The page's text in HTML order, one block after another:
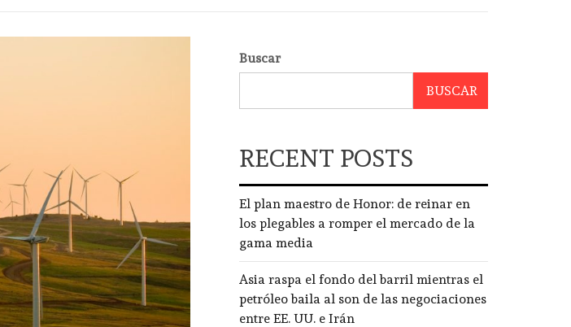
Buscar
BUSCAR
RECENT POSTS
El plan maestro de Honor: de reinar en
los plegables a romper el mercado de la
gama media
Asia raspa el fondo del barril mientras el
petróleo baila al son de las negociaciones
entre EE. UU. e Irán